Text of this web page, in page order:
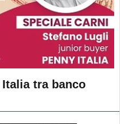
tra banco